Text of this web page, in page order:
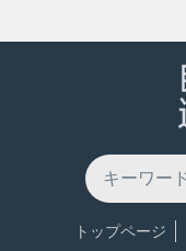
トップページ